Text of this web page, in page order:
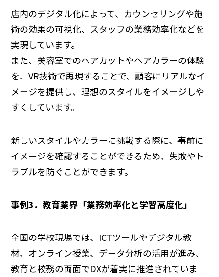
店内のデジタル化によって、カウンセリングや施
術の効果の可視化、スタッフの業務効率化などを
実現しています。
また、美容室でのヘアカットやヘアカラーの体験
を、VR技術で再現することで、顧客にリアルなイ
メージを提供し、理想のスタイルをイメージしや
すくしています。
新しいスタイルやカラーに挑戦する際に、事前に
イメージを確認することができるため、失敗やト
ラブルを防ぐことができます。
事例3．教育業界「業務効率化と学習高度化」
全国の学校現場では、ICTツールやデジタル教
材、オンライン授業、データ分析の活用が進み、
教育と校務の両面でDXが着実に推進されていま